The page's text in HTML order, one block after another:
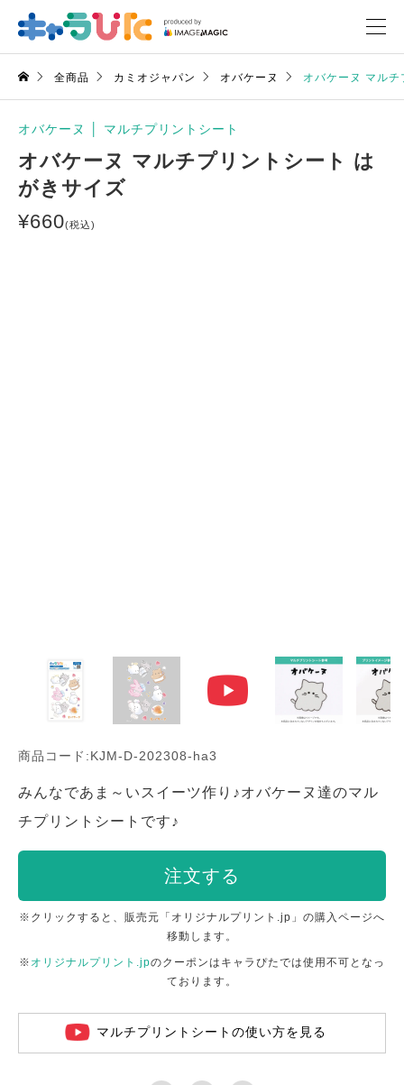
全商品 カミオジャパン オバケーヌ オバケーヌ マル
オバケーヌ マルチプリントシート
オバケーヌ マルチプリントシート は
がきサイズ
¥660(税込)
商品コード:KJM-D-202308-ha3
みんなであま～いスイーツ作り♪オバケーヌ達のマル
チプリントシートです♪
注文する
※クリックすると、販売元「オリジナルプリント.jp」の購入ページへ
移動します。
※ オリジナルプリント.jpのクーポンはキャラぴたでは使用不可となっ
ております。
マルチプリントシートの使い方を見る